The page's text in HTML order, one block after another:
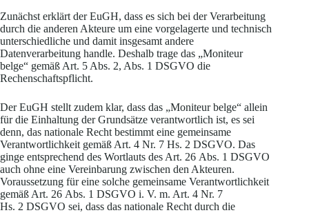
Zunächst erklärt der EuGH, dass es sich bei der Verarbeitung
durch die anderen Akteure um eine vorgelagerte und technisch
unterschiedliche und damit insgesamt andere
Datenverarbeitung handle. Deshalb trage das „Moniteur
belge“ gemäß Art. 5 Abs. 2, Abs. 1 DSGVO die
Rechenschaftspflicht.
Der EuGH stellt zudem klar, dass das „Moniteur belge“ allein
für die Einhaltung der Grundsätze verantwortlich ist, es sei
denn, das nationale Recht bestimmt eine gemeinsame
Verantwortlichkeit gemäß Art. 4 Nr. 7 Hs. 2 DSGVO. Das
ginge entsprechend des Wortlauts des Art. 26 Abs. 1 DSGVO
auch ohne eine Vereinbarung zwischen den Akteuren.
Voraussetzung für eine solche gemeinsame Verantwortlichkeit
gemäß Art. 26 Abs. 1 DSGVO i. V. m. Art. 4 Nr. 7
Hs. 2 DSGVO sei, dass das nationale Recht durch die